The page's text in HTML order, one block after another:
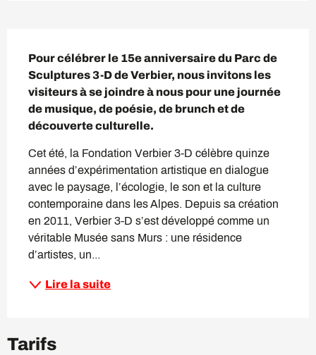
Pour célébrer le 15e anniversaire du Parc de
Sculptures 3-D de Verbier, nous invitons les
visiteurs à se joindre à nous pour une journée
de musique, de poésie, de brunch et de
découverte culturelle.
Cet été, la Fondation Verbier 3-D célèbre quinze
années d’expérimentation artistique en dialogue
avec le paysage, l’écologie, le son et la culture
contemporaine dans les Alpes. Depuis sa création
en 2011, Verbier 3-D s’est développé comme un
véritable Musée sans Murs : une résidence
d’artistes, un...
Lire la suite
Tarifs